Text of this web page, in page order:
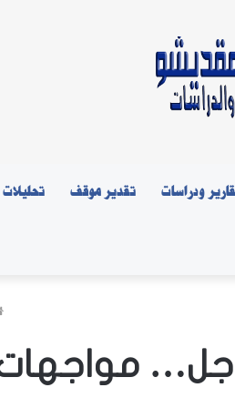
ودراسات تقدير موقف تحليلات